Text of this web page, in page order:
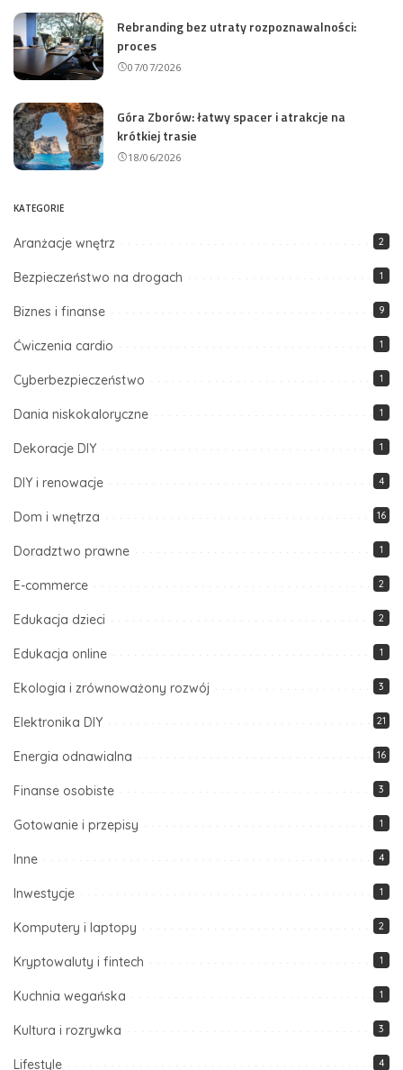
Rebranding bez utraty rozpoznawalności:
proces
07/07/2026
Góra Zborów: łatwy spacer i atrakcje na
krótkiej trasie
18/06/2026
KATEGORIE
Aranżacje wnętrz 2
Bezpieczeństwo na drogach 1
Biznes i finanse 9
Ćwiczenia cardio 1
Cyberbezpieczeństwo 1
Dania niskokaloryczne 1
Dekoracje DIY 1
DIY i renowacje 4
Dom i wnętrza 16
Doradztwo prawne 1
E-commerce 2
Edukacja dzieci 2
Edukacja online 1
Ekologia i zrównoważony rozwój 3
Elektronika DIY 21
Energia odnawialna 16
Finanse osobiste 3
Gotowanie i przepisy 1
Inne 4
Inwestycje 1
Komputery i laptopy 2
Kryptowaluty i fintech 1
Kuchnia wegańska 1
Kultura i rozrywka 3
Lifestyle 4